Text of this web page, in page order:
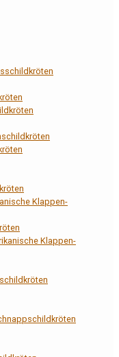
Klappen-
Klappen-